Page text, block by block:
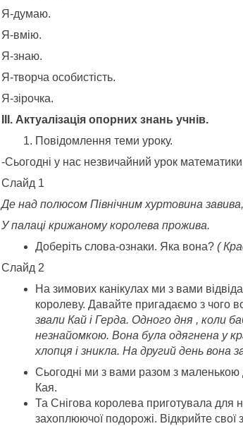
Я-думаю.
Я-вмію.
Я-знаю.
Я-творча особистість.
Я-зірочка.
ІІІ. Актуалізація опорних знань учнів.
Повідомлення теми уроку.
-Сьогодні у нас незвичайний урок
Слайд 1
Де над полюсом Північним хуртовина завива,
У палаці крижаному королева прожива.
Доберіть слова-ознаки. Яка вона? (
Слайд 2
На зимових канікулах ми з вами
королеву. Давайте пригадаємо з чого
звали Кай і Герда. Одного дня , коли
незнайомкою. Вона була одягнена у
хлопця і зникла. На другий день вона
Сьогодні ми з вами разом з маленькою
Кая.
Та Снігова королева приготувала для
захоплюючої подорожі. Відкрийте свої